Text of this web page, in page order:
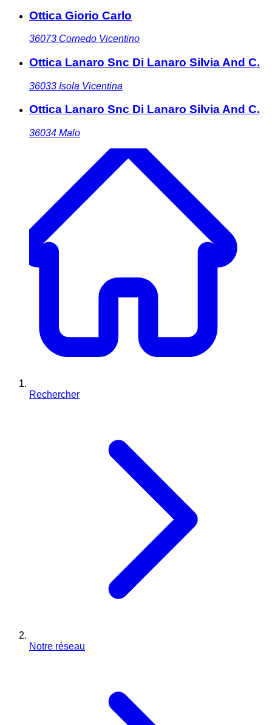
Ottica Giorio Carlo
36073 Cornedo Vicentino
Ottica Lanaro Snc Di Lanaro Silvia And C.
36033 Isola Vicentina
Ottica Lanaro Snc Di Lanaro Silvia And C.
36034 Malo
Rechercher
Notre réseau